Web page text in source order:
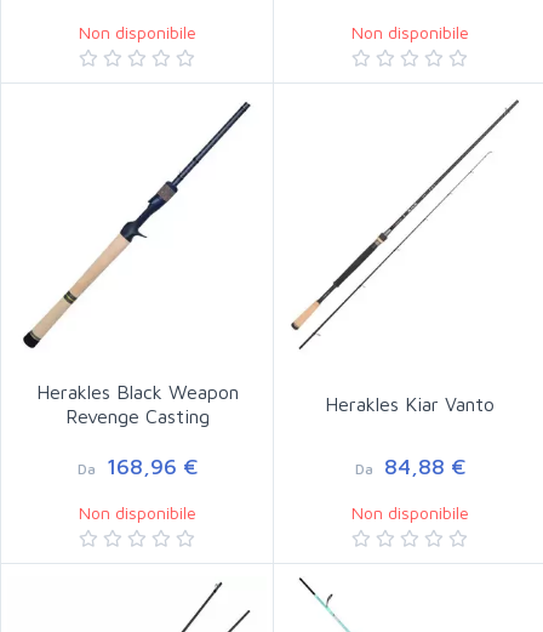
Non disponibile Non disponibile
Herakles Black Weapon
Revenge Casting
Da 168,96 €
Non disponibile
Herakles Kiar Vanto
Da 84,88 €
Non disponibile